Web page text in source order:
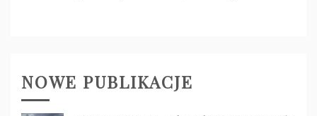
NOWE PUBLIKACJE